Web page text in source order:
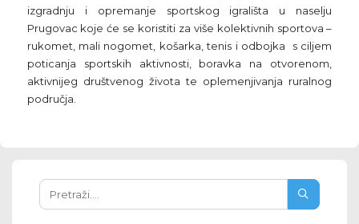
izgradnju i opremanje sportskog igrališta u naselju
Prugovac koje će se koristiti za više kolektivnih sportova –
rukomet, mali nogomet, košarka, tenis i odbojka s ciljem
poticanja sportskih aktivnosti, boravka na otvorenom,
aktivnijeg društvenog života te oplemenjivanja ruralnog
područja.